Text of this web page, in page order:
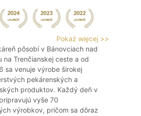
Pokaż więcej >>
pôsobí v Bánovciach nad
na Trenčianskej ceste a od
sa venuje výrobe širokej
pekárenských a
produktov. Každý deň v
vyše 70
výrobkov, pričom sa dôraz